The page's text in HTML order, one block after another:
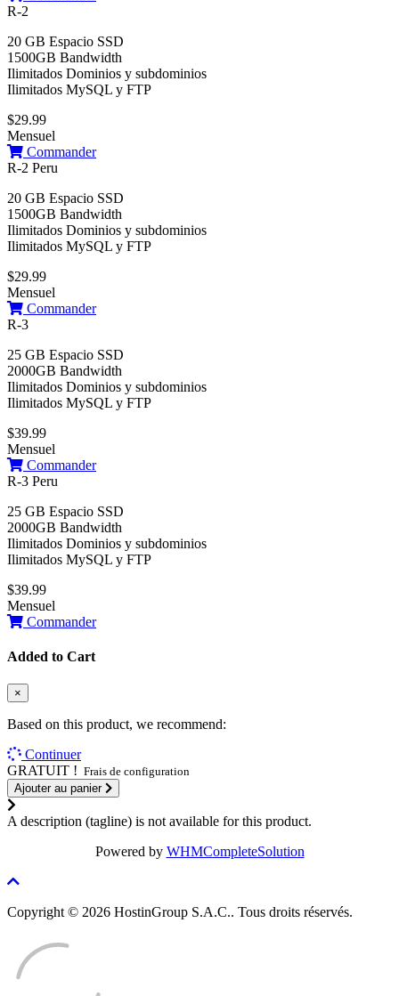
R-2
20 GB Espacio SSD
1500GB Bandwidth
Ilimitados Dominios y subdominios
Ilimitados MySQL y FTP
$29.99
Mensuel
Commander
R-2 Peru
20 GB Espacio SSD
1500GB Bandwidth
Ilimitados Dominios y subdominios
Ilimitados MySQL y FTP
$29.99
Mensuel
Commander
R-3
25 GB Espacio SSD
2000GB Bandwidth
Ilimitados Dominios y subdominios
Ilimitados MySQL y FTP
$39.99
Mensuel
Commander
R-3 Peru
25 GB Espacio SSD
2000GB Bandwidth
Ilimitados Dominios y subdominios
Ilimitados MySQL y FTP
$39.99
Mensuel
Commander
Added to Cart
×
Based on this product, we recommend:
Continuer
GRATUIT ! Frais de configuration
Ajouter au panier
A description (tagline) is not available for this product.
Powered by WHMCompleteSolution
Copyright © 2026 HostinGroup S.A.C.. Tous droits réservés.